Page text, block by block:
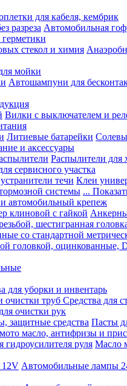
для кабеля, кембрик
разреза Автомобильная
стекол и химия
мойки
Автошампуни для
Вилки с выключателем и
Литиевые батарейки
и аксессуары
Распылители для
сервисного участка
течи Клеи
системы ...
автомобильный крепеж
клиновой с гайкой
шестигранная
со стандартной
головкой, оцинкованные,
для уборки и инвентарь
очистки труб Средства для
очистки рук
защитные средства Пасты
масло, антифризы и
гидроусилителя руля Масло
12V Автомобильные лампы